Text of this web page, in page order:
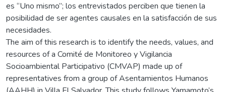
es “Uno mismo”; los entrevistados perciben que tienen la
posibilidad de ser agentes causales en la satisfacción de sus
necesidades.
The aim of this research is to identify the needs, values, and
resources of a Comité de Monitoreo y Vigilancia
Socioambiental Participativo (CMVAP) made up of
representatives from a group of Asentamientos Humanos